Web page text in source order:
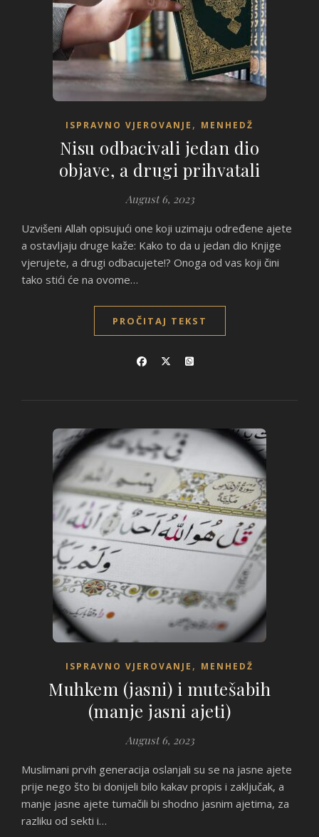
ISPRAVNO VJEROVANJE , MENHEDŽ
Nisu odbacivali jedan dio
objave, a drugi prihvatali
August 6, 2023
Uzvišeni Allah opisujući one koji uzimaju određene ajete
a ostavljaju druge kaže: Kako to da u jedan dio Knjige
vjerujete, a drugi odbacujete!? Onoga od vas koji čini
tako stići će na ovome…
PROČITAJ TEKST
ISPRAVNO VJEROVANJE , MENHEDŽ
Muhkem (jasni) i mutešabih
(manje jasni ajeti)
August 6, 2023
Muslimani prvih generacija oslanjali su se na jasne ajete
prije nego što bi donijeli bilo kakav propis i zaključak, a
manje jasne ajete tumačili bi shodno jasnim ajetima, za
razliku od sekti i…